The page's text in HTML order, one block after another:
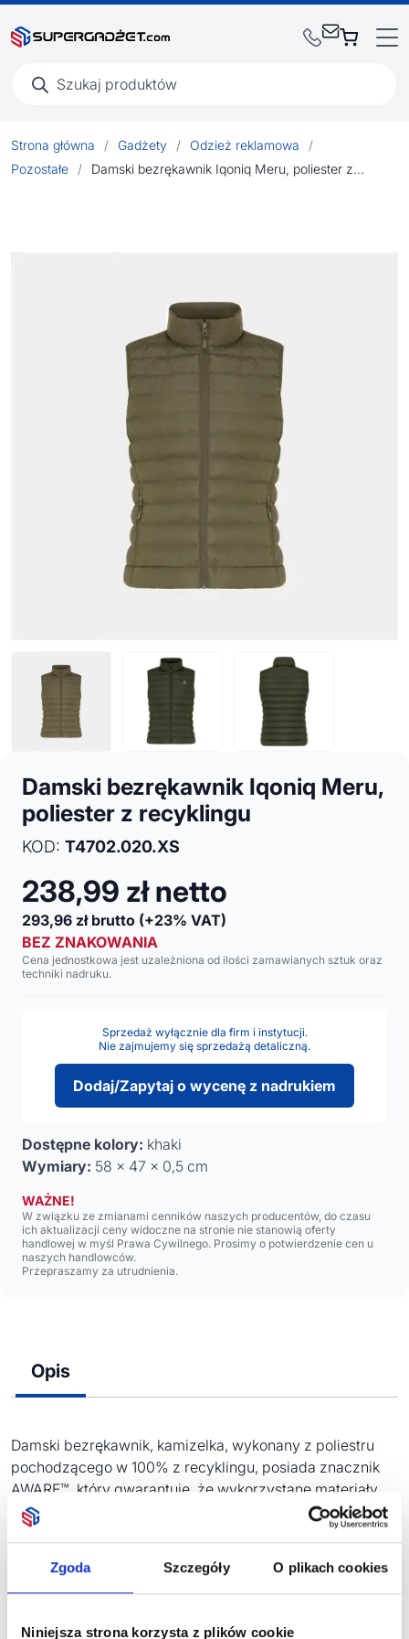
Zgoda Szczegóły O plikach cookies
Niniejsza strona korzysta z plików cookie
produktów
Strona główna / Gadżety / Odzież reklamowa
/
Pozostałe
/ Damski bezrękawnik Iqoniq Meru, poliester z recyklingu
Damski bezrękawnik Iqoniq Meru,
poliester z recyklingu
KOD: T4702.020.XS
238,99 zł netto
293,96 zł brutto (+23% VAT)
BEZ ZNAKOWANIA
Cena jednostkowa jest uzależniona od ilości zamawianych sztuk oraz
techniki nadruku.
Sprzedaż wyłącznie dla firm i instytucji.
Nie zajmujemy się sprzedażą detaliczną.
Dodaj/Zapytaj o wycenę z nadrukiem
Dostępne kolory: khaki
Wymiary: 58 x 47 x 0,5 cm
WAŻNE!
W związku ze zmianami cenników naszych producentów, do czasu
ich aktualizacji ceny widoczne na stronie nie stanowią oferty
handlowej w myśl Prawa Cywilnego. Prosimy o potwierdzenie cen u
naszych handlowców.
Przepraszamy za utrudnienia.
Opis
Damski bezrękawnik, kamizelka, wykonany z poliestru
pochodzącego w 100% z recyklingu, posiada znacznik
AWARE™, który gwarantuje, że wykorzystane materiały
pochodzą z recyklingu, 2% wpływów z każdego
sprzedanego produktu z kolekcji Impact jest